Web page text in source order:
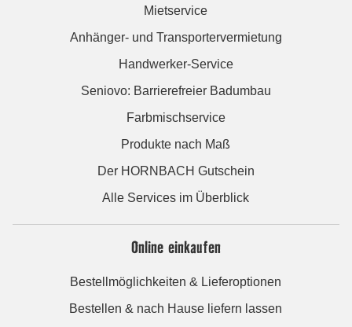
Mietservice
Anhänger- und Transportervermietung
Handwerker-Service
Seniovo: Barrierefreier Badumbau
Farbmischservice
Produkte nach Maß
Der HORNBACH Gutschein
Alle Services im Überblick
Online einkaufen
Bestellmöglichkeiten & Lieferoptionen
Bestellen & nach Hause liefern lassen